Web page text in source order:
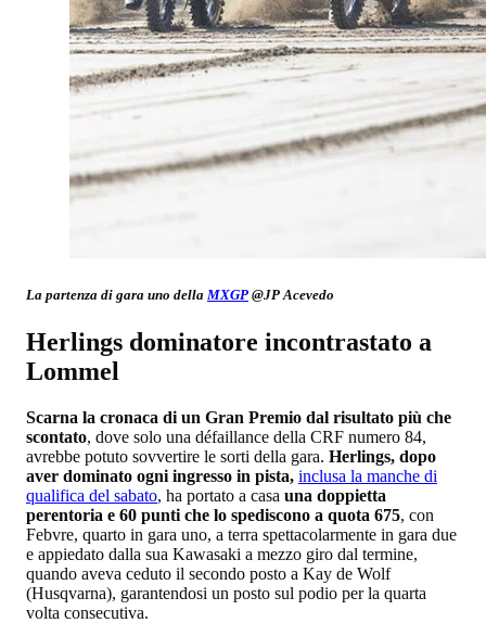
La partenza di gara uno della MXGP @JP Acevedo
Herlings dominatore incontrastato a
Lommel
Scarna la cronaca di un Gran Premio dal risultato più che
scontato, dove solo una défaillance della CRF numero 84,
avrebbe potuto sovvertire le sorti della gara. Herlings, dopo
aver dominato ogni ingresso in pista, inclusa la manche di
qualifica del sabato, ha portato a casa una doppietta
perentoria e 60 punti che lo spediscono a quota 675, con
Febvre, quarto in gara uno, a terra spettacolarmente in gara due
e appiedato dalla sua Kawasaki a mezzo giro dal termine,
quando aveva ceduto il secondo posto a Kay de Wolf
(Husqvarna), garantendosi un posto sul podio per la quarta
volta consecutiva.